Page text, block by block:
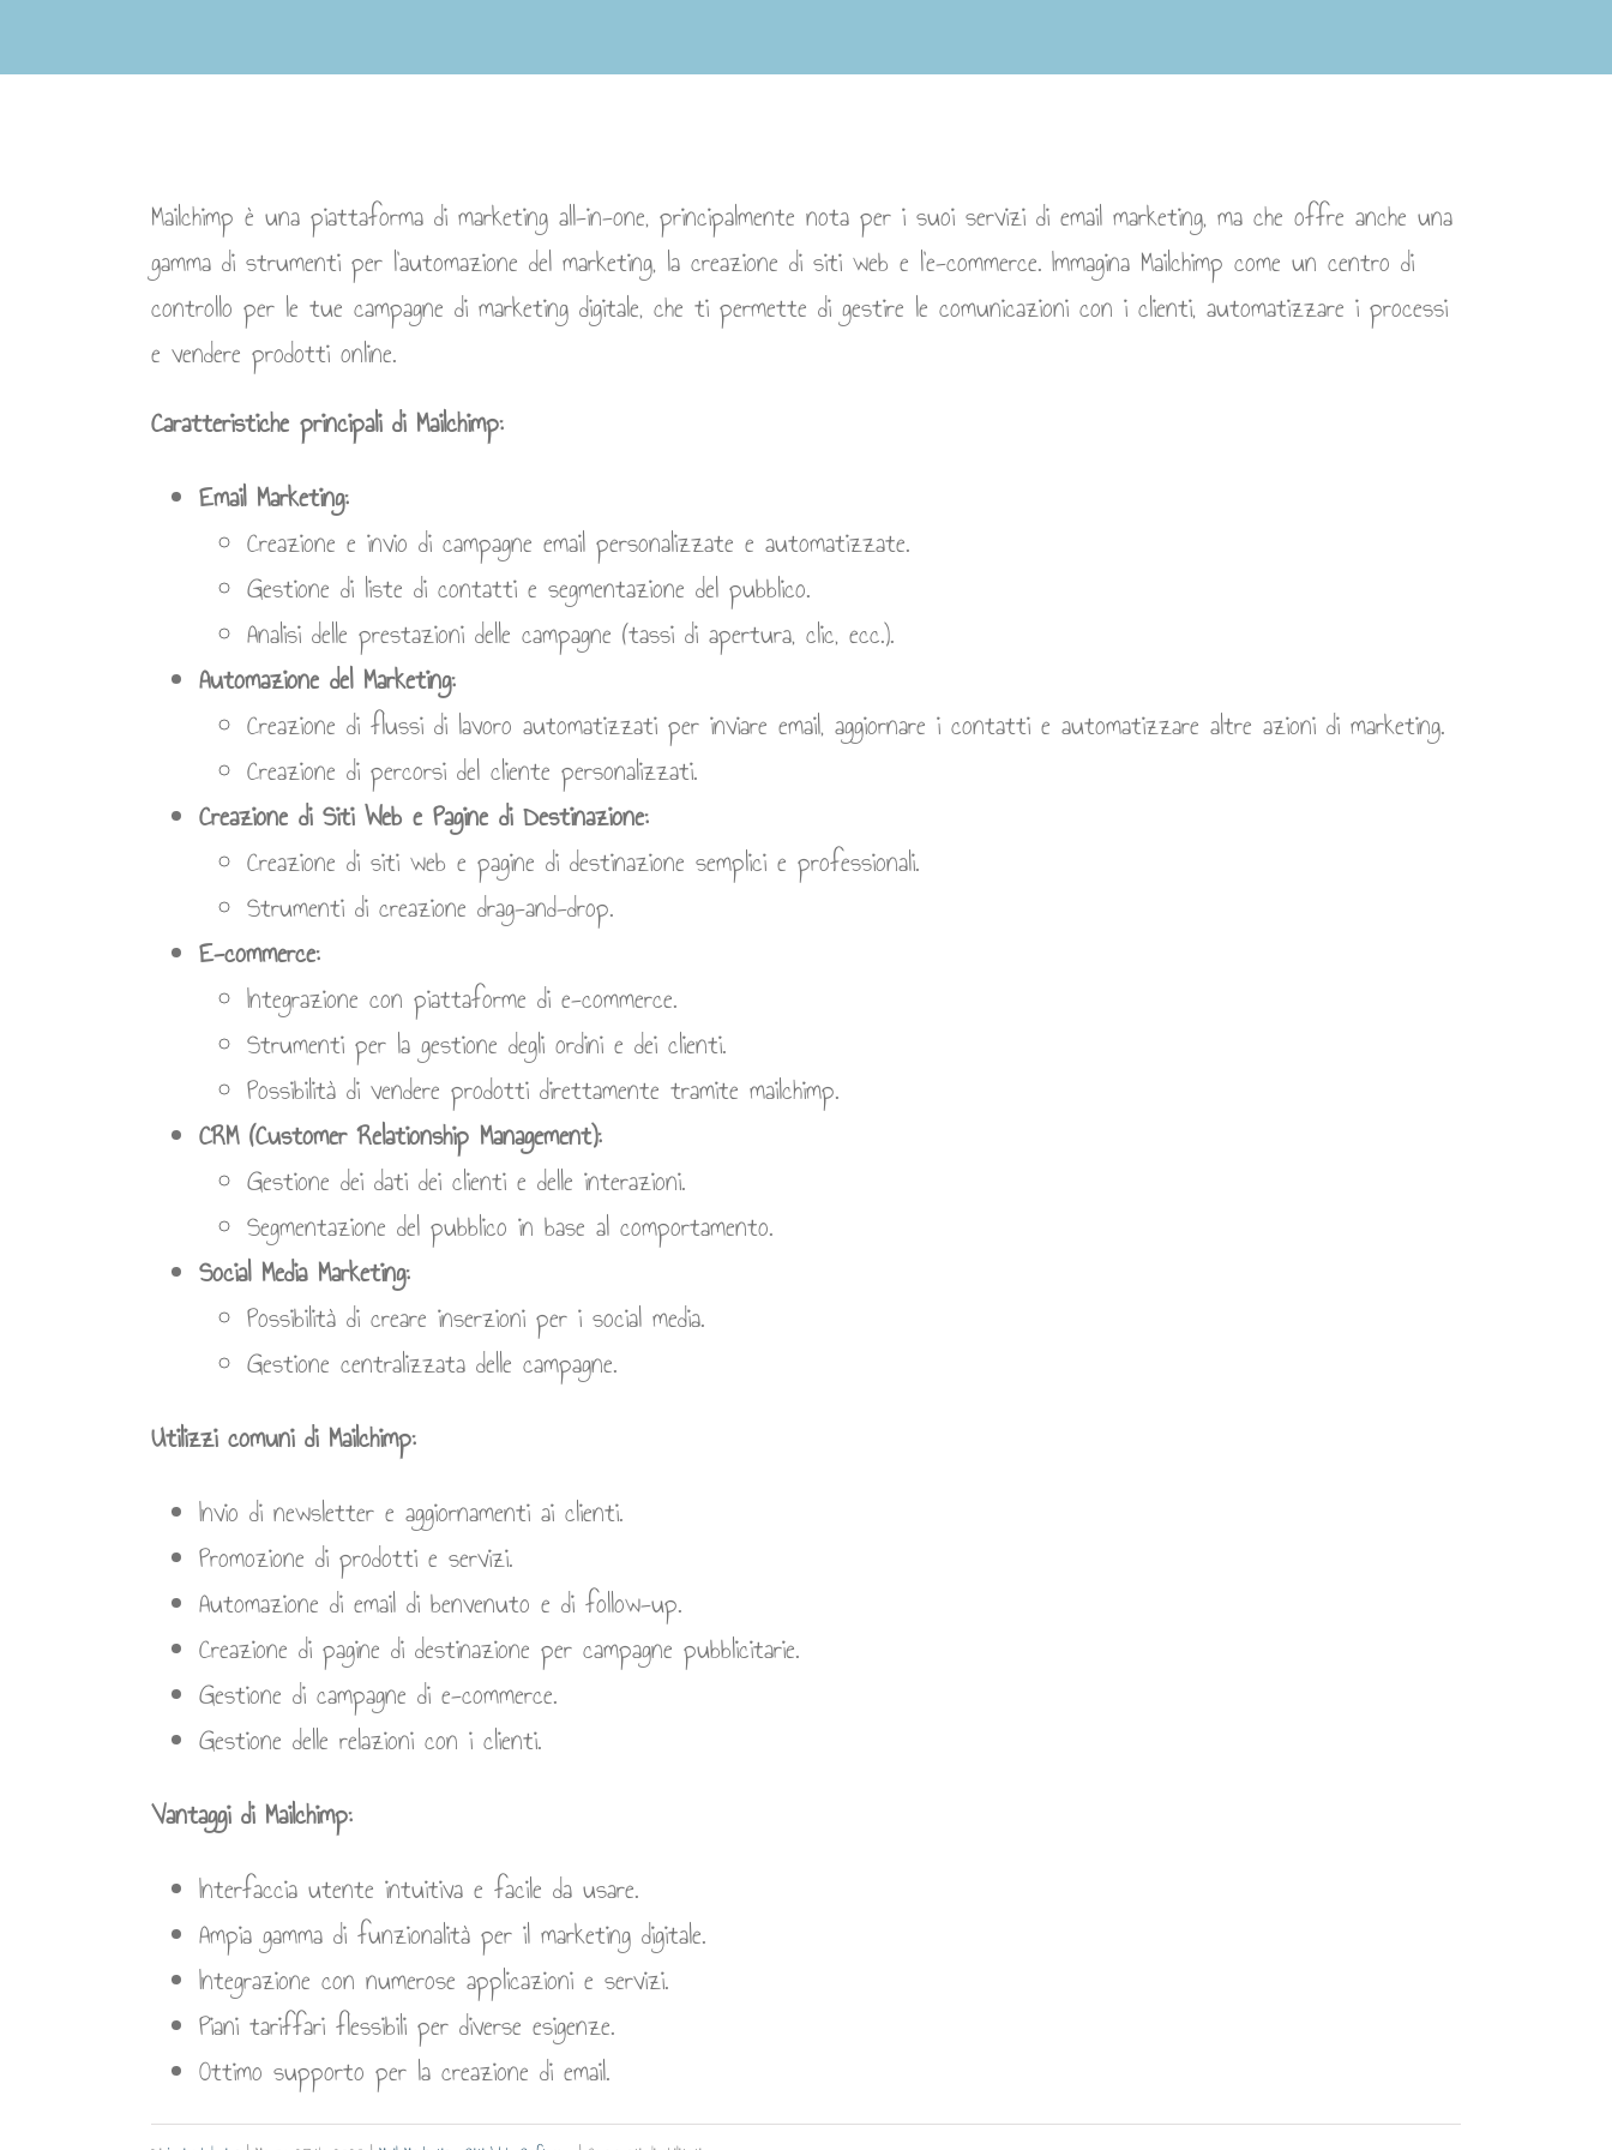
Mailchimp è una piattaforma di marketing all-in-one, principalmente nota per i suoi servizi di email marketing, ma che offre anche una
gamma di strumenti per l’automazione del marketing, la creazione di siti web e l’e-commerce. Immagina Mailchimp come un centro di
controllo per le tue campagne di marketing digitale, che ti permette di gestire le comunicazioni con i clienti, automatizzare i processi
e vendere prodotti online.
Caratteristiche principali di Mailchimp:
Email Marketing:
Creazione e invio di campagne email personalizzate e automatizzate.
Gestione di liste di contatti e segmentazione del pubblico.
Analisi delle prestazioni delle campagne (tassi di apertura, clic, ecc.).
Automazione del Marketing:
Creazione di flussi di lavoro automatizzati per inviare email, aggiornare i contatti e automatizzare altre azioni di marketing.
Creazione di percorsi del cliente personalizzati.
Creazione di Siti Web e Pagine di Destinazione:
Creazione di siti web e pagine di destinazione semplici e professionali.
Strumenti di creazione drag-and-drop.
E-commerce:
Integrazione con piattaforme di e-commerce.
Strumenti per la gestione degli ordini e dei clienti.
Possibilità di vendere prodotti direttamente tramite mailchimp.
CRM (Customer Relationship Management):
Gestione dei dati dei clienti e delle interazioni.
Segmentazione del pubblico in base al comportamento.
Social Media Marketing:
Possibilità di creare inserzioni per i social media.
Gestione centralizzata delle campagne.
Utilizzi comuni di Mailchimp:
Invio di newsletter e aggiornamenti ai clienti.
Promozione di prodotti e servizi.
Automazione di email di benvenuto e di follow-up.
Creazione di pagine di destinazione per campagne pubblicitarie.
Gestione di campagne di e-commerce.
Gestione delle relazioni con i clienti.
Vantaggi di Mailchimp:
Interfaccia utente intuitiva e facile da usare.
Ampia gamma di funzionalità per il marketing digitale.
Integrazione con numerose applicazioni e servizi.
Piani tariffari flessibili per diverse esigenze.
Ottimo supporto per la creazione di email.